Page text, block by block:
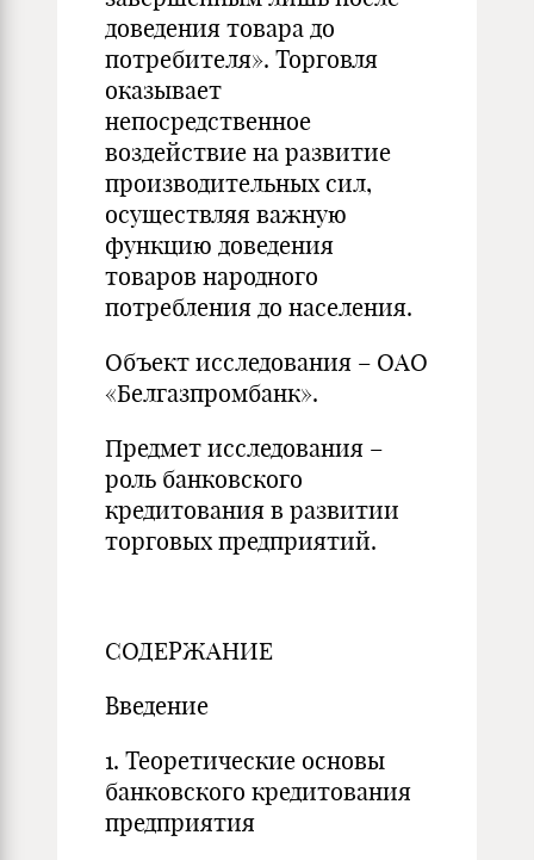
доведения товара до
потребителя». Торговля
оказывает
непосредственное
воздействие на развитие
производительных сил,
осуществляя важную
функцию доведения
товаров народного
потребления до населения.
Объект исследования – ОАО
«Белгазпромбанк».
Предмет исследования –
роль банковского
кредитования в развитии
торговых предприятий.
СОДЕРЖАНИЕ
Введение
1. Теоретические основы
банковского кредитования
предприятия